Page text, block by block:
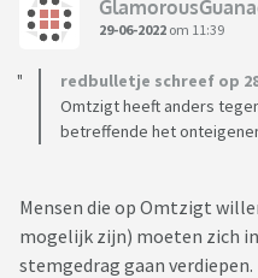
29-06-2022 om 11:39
redbulletje schreef op
Omtzigt heeft anders
betreffende het
Mensen die op Omtzigt
mogelijk zijn) moeten zich
stemgedrag gaan verdiepen.